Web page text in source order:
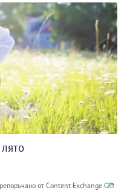
от Content Exchange